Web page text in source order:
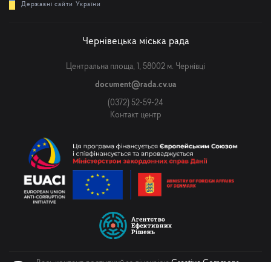
Державні сайти України
Чернівецька міська рада
Центральна площа, 1, 58002 м. Чернівці
document@rada.cv.ua
(0372) 52-59-24
Контакт центр